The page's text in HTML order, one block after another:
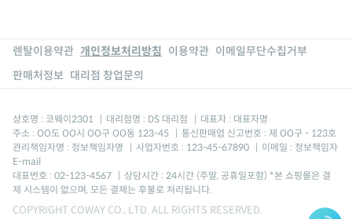
렌탈이용약관 개인정보처리방침 이용약관 이메일무단수집거부
판매처정보 대리점 창업문의
상호명 : 코웨이2301 대리점명 : DS 대리점
대표자 : 대표자명
주소 : OO도 OO시 OO구 OO동 123-45
통신판매업 신고번호 : 제 OO구 - 123호
관리책임자명 : 정보책임자명
사업자번호 : 123-45-67890
이메일 : 정보책임자
E-mail
대표번호 : 02-123-4567
상담시간 : 24시간 (주말, 공휴일포함) *본 쇼핑몰은 결
제 시스템이 없으며, 모든 결제는 후불로 처리됩니다.
COPYRIGHT COWAY CO., LTD. ALL RIGHTS RESERVED.